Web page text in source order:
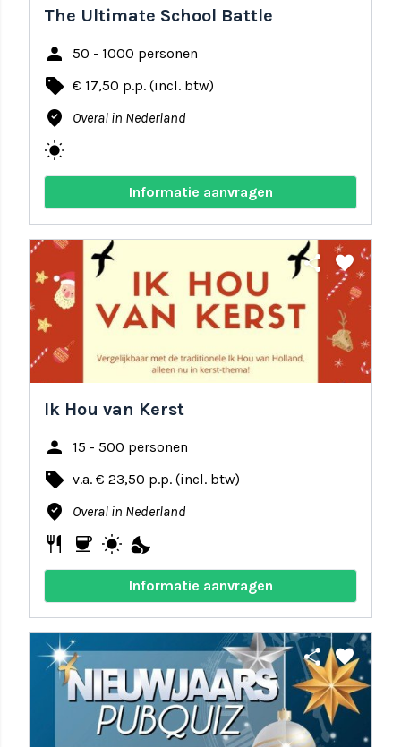
The Ultimate School Battle
person 50 - 1000 personen
local_offer € 17,50 p.p. (incl. btw)
where_to_vote Overal in Nederland
wb_sunny
Informatie aanvragen
share favorite
Ik Hou van Kerst
person 15 - 500 personen
local_offer v.a. € 23,50 p.p. (incl. btw)
where_to_vote Overal in Nederland
restaurant coffee wb_sunny nights_stay
Informatie aanvragen
share favorite